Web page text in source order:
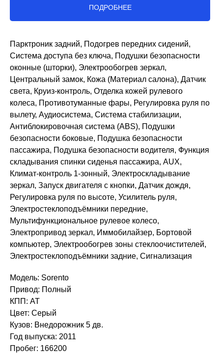
ПОДРОБНЕЕ
Парктроник задний, Подогрев передних сидений,
Система доступа без ключа, Подушки безопасности
оконные (шторки), Электрообогрев зеркал,
Центральный замок, Кожа (Материал салона), Датчик
света, Круиз-контроль, Отделка кожей рулевого
колеса, Противотуманные фары, Регулировка руля по
вылету, Аудиосистема, Система стабилизации,
Антиблокировочная система (ABS), Подушки
безопасности боковые, Подушка безопасности
пассажира, Подушка безопасности водителя, Функция
складывания спинки сиденья пассажира, AUX,
Климат-контроль 1-зонный, Электроскладывание
зеркал, Запуск двигателя с кнопки, Датчик дождя,
Регулировка руля по высоте, Усилитель руля,
Электростеклоподъёмники передние,
Мультифункциональное рулевое колесо,
Электропривод зеркал, Иммобилайзер, Бортовой
компьютер, Электрообогрев зоны стеклоочистителей,
Электростеклоподъёмники задние, Сигнализация
Модель: Sorento
Привод: Полный
КПП: AT
Цвет: Серый
Кузов: Внедорожник 5 дв.
Год выпуска: 2011
Пробег: 166200